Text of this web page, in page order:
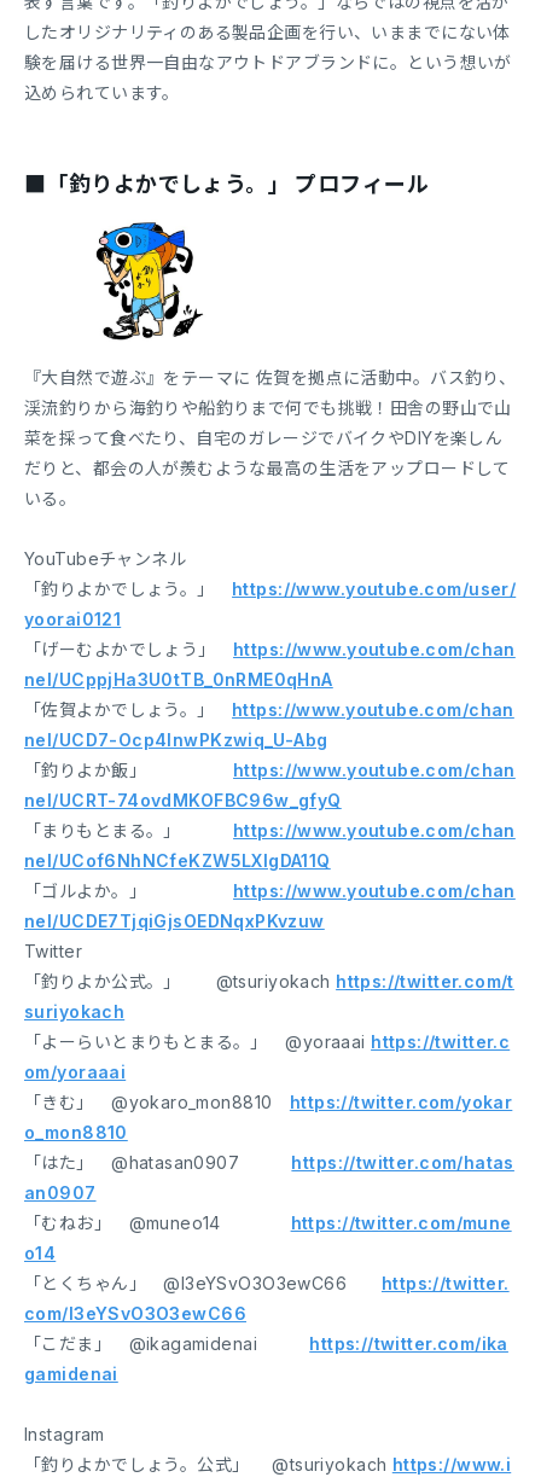
したオリジナリティのある製品企画を行い、いままでにない体
験を届ける世界一自由なアウトドアブランドに。という想いが
込められています。
■「釣りよかでしょう。」 プロフィール
『大自然で遊ぶ』をテーマに 佐賀を拠点に活動中。バス釣り、
渓流釣りから海釣りや船釣りまで何でも挑戦！田舎の野山で山
菜を採って食べたり、自宅のガレージでバイクやDIYを楽しん
だりと、都会の人が羨むような最高の生活をアップロードして
いる。
YouTubeチャンネル
「釣りよかでしょう。」 https://www.youtube.com/user/
yoorai0121
「げーむよかでしょう」 https://www.youtube.com/chan
nel/UCppjHa3U0tTB_0nRME0qHnA
「佐賀よかでしょう。」 https://www.youtube.com/chan
nel/UCD7-Ocp4InwPKzwiq_U-Abg
「釣りよか飯」 https://www.youtube.com/chan
nel/UCRT-74ovdMKOFBC96w_gfyQ
「まりもとまる。」 https://www.youtube.com/chan
nel/UCof6NhNCfeKZW5LXIgDA11Q
「ゴルよか。」 https://www.youtube.com/chan
nel/UCDE7TjqiGjsOEDNqxPKvzuw
Twitter
「釣りよか公式。」 @tsuriyokach https://twitter.com/t
suriyokach
「よーらいとまりもとまる。」 @yoraaai https://twitter.c
om/yoraaai
「きむ」 @yokaro_mon8810 https://twitter.com/yokar
o_mon8810
「はた」 @hatasan0907 https://twitter.com/hatas
an0907
「むねお」 @muneo14 https://twitter.com/mune
o14
「とくちゃん」 @I3eYSvO3O3ewC66 https://twitter.
com/I3eYSvO3O3ewC66
「こだま」 @ikagamidenai https://twitter.com/ika
gamidenai
Instagram
「釣りよかでしょう。公式」 @tsuriyokach https://www.i